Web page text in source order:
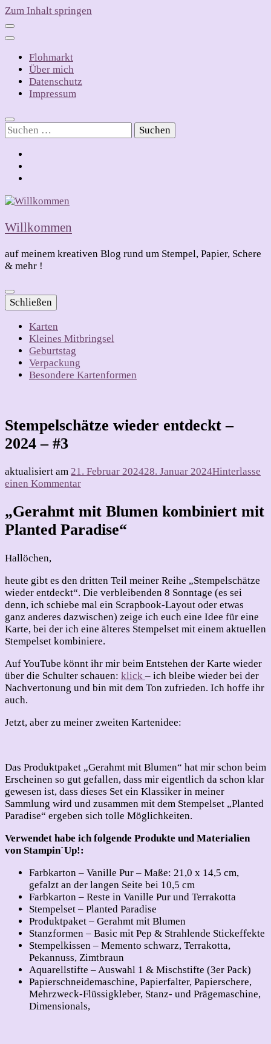
Zum Inhalt springen
Flohmarkt
Über mich
Datenschutz
Impressum
Suchen
nach:
Willkommen
auf meinem kreativen Blog rund um Stempel, Papier, Schere
& mehr !
Schließen
Karten
Kleines Mitbringsel
Geburtstag
Verpackung
Besondere Kartenformen
Stempelschätze wieder entdeckt –
2024 – #3
aktualisiert am 21. Februar 202428. Januar 2024Hinterlasse
einen Kommentarzu
wieder
entdeckt
–
„Gerahmt mit Blumen kombiniert mit
Planted Paradise“
Hallöchen,
heute gibt es den dritten Teil meiner Reihe „Stempelschätze
wieder entdeckt“. Die verbleibenden 8 Sonntage (es sei
denn, ich schiebe mal ein Scrapbook-Layout oder etwas
ganz anderes dazwischen) zeige ich euch eine Idee für eine
Karte, bei der ich eine älteres Stempelset mit einem aktuellen
Stempelset kombiniere.
Auf YouTube könnt ihr mir beim Entstehen der Karte wieder
über die Schulter schauen: klick – ich bleibe wieder bei der
Nachvertonung und bin mit dem Ton zufrieden. Ich hoffe ihr
auch.
Jetzt, aber zu meiner zweiten Kartenidee:
Das Produktpaket „Gerahmt mit Blumen“ hat mir schon beim
Erscheinen so gut gefallen, dass mir eigentlich da schon klar
gewesen ist, dass dieses Set ein Klassiker in meiner
Sammlung wird und zusammen mit dem Stempelset „Planted
Paradise“ ergeben sich tolle Möglichkeiten.
Verwendet habe ich folgende Produkte und Materialien
von Stampin`Up!:
Farbkarton – Vanille Pur – Maße: 21,0 x 14,5 cm,
gefalzt an der langen Seite bei 10,5 cm
Farbkarton – Reste in Vanille Pur und Terrakotta
Stempelset – Planted Paradise
Produktpaket – Gerahmt mit Blumen
Stanzformen – Basic mit Pep & Strahlende Stickeffekte
Stempelkissen – Memento schwarz, Terrakotta,
Pekannuss, Zimtbraun
Aquarellstifte – Auswahl 1 & Mischstifte (3er Pack)
Papierschneidemaschine, Papierfalter, Papierschere,
Mehrzweck-Flüssigkleber, Stanz- und Prägemaschine,
Dimensionals,